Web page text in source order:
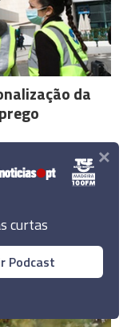
da
curtas
Podcast
×